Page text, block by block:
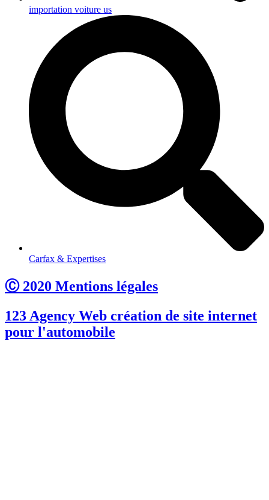
importation voiture us
Carfax & Expertises
Ⓒ 2020 Mentions légales
123 Agency Web création de site internet
pour l'automobile